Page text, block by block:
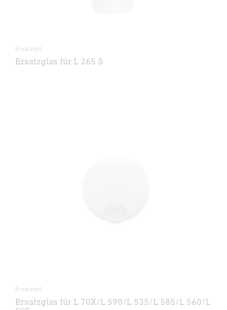
Ersatzteil
Ersatzglas für L 265 S
Ersatzteil
Ersatzglas für L 70X/L 590/L 535/L 585/L 560/L